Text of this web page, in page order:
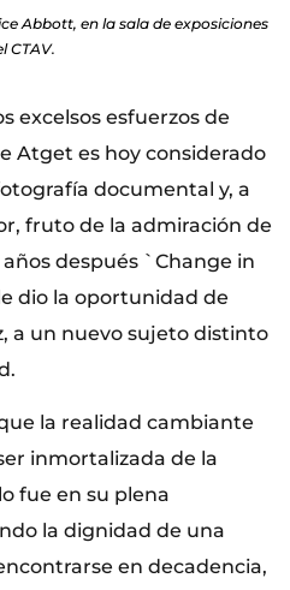
Abbott, en la sala de exposiciones
CTAV.
excelsos esfuerzos de
Atget es hoy considerado
documental y, a
fruto de la admiración de
después `Change in
dio la oportunidad de
a un nuevo sujeto distinto
la realidad cambiante
inmortalizada de la
fue en su plena
la dignidad de una
en decadencia,